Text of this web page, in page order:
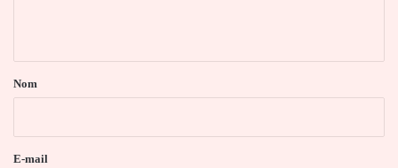
a
e
Nom
E-mail